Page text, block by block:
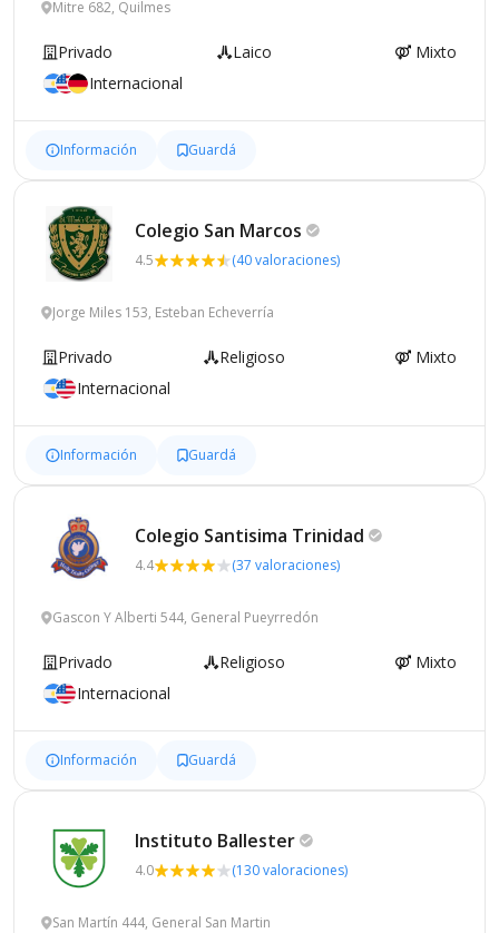
Mitre 682, Quilmes
Privado Laico
Mixto
Internacional
Información Guardá
Colegio San Marcos
4.5 (40 valoraciones)
Jorge Miles 153, Esteban Echeverría
Privado Religioso
Mixto
Internacional
Información Guardá
Colegio Santisima Trinidad
4.4 (37 valoraciones)
Gascon Y Alberti 544, General Pueyrredón
Privado Religioso
Mixto
Internacional
Información Guardá
Instituto Ballester
4.0 (130 valoraciones)
San Martín 444, General San Martin